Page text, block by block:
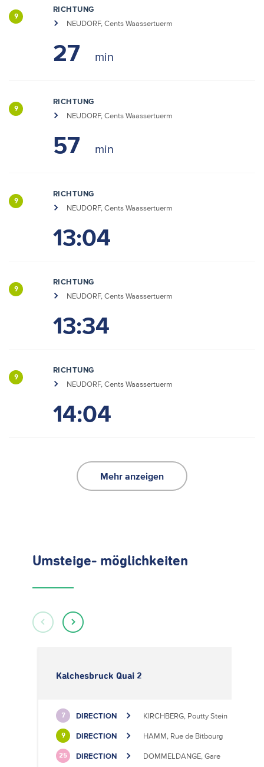
9
RICHTUNG
NEUDORF, Cents Waassertuerm
27
9
RICHTUNG
NEUDORF, Cents Waassertuerm
57
9
RICHTUNG
NEUDORF, Cents Waassertuerm
13:04
9
RICHTUNG
NEUDORF, Cents Waassertuerm
13:34
9
RICHTUNG
NEUDORF, Cents Waassertuerm
14:04
Mehr anzeigen
Umsteige- möglichkeiten
Kalchesbruck Quai 2
7 DIRECTION KIRCHBERG, Poutty Stein
9 DIRECTION HAMM, Rue de Bitbourg
25 DIRECTION DOMMELDANGE, Gare